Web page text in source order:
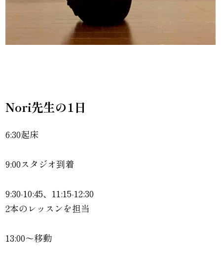
Nori先生の1日
6:30起床
9:00スタジオ到着
9:30-10:45、11:15-12:30
2本のレッスンを担当
13:00〜移動